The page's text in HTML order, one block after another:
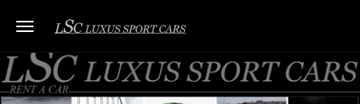
Toggle navigation